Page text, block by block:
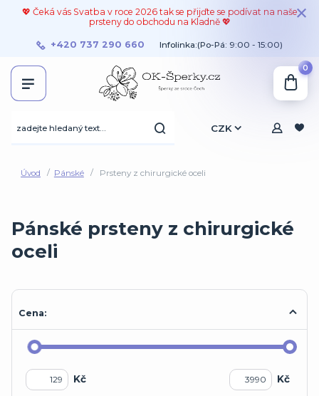
💖 Čeká vás Svatba v roce 2026 tak se přijďte se podívat na naše
prsteny do obchodu na Kladně 💖
CZK
+420 737 290 660 Infolinka:(Po-Pá: 9:00 - 15:00)
0
Úvod Pánské Prsteny z chirurgické oceli
Pánské prsteny z chirurgické
oceli
Cena:
Kč Kč